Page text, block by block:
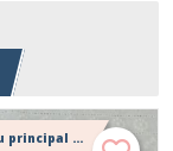
Cet article n'est plus proposé, retournez au menu principal ou contactez moi!